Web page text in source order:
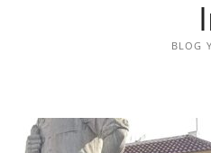
BLOG